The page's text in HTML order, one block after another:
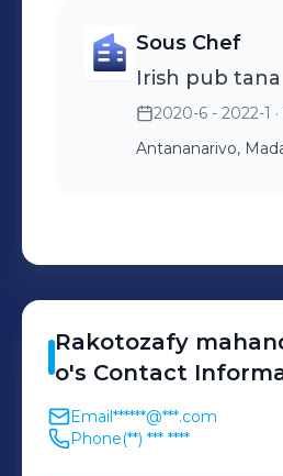
Sous Chef
Irish pub tana
2020-6 - 2022-1
Antananarivo,
Rakotozafy
o's Contact
Email******@***.com
Phone(**) *** ****